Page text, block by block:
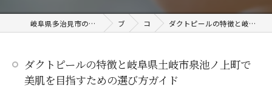
岐阜県多治見市のホワイトニングならWHITENING SHOP 土岐店 ブログ コラム ダクトピールの特徴と岐阜県土岐市泉池ノ上町で美肌を目指すための選び方ガイド
ダクトピールの特徴と岐阜県土岐市泉池ノ上町で
美肌を目指すための選び方ガイド